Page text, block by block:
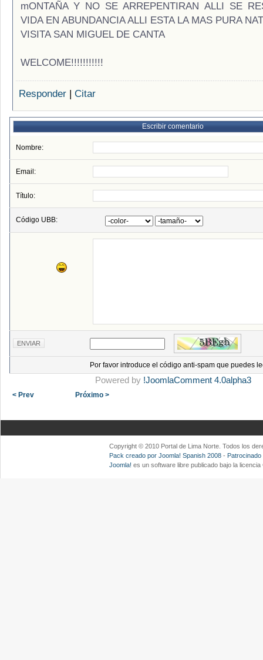
mONTAÑA Y NO SE ARREPENTIRAN ALLI SE
VIDA EN ABUNDANCIA ALLI ESTA LA MAS PURA
VISITA SAN MIGUEL DE CANTA
WELCOME!!!!!!!!!!!
Responder | Citar
Escribir comentario
Nombre:
Email:
Título:
Código UBB:
Por favor introduce el código anti-spam que puedes
Powered by !JoomlaComment 4.0alpha3
< Prev Próximo >
Copyright © 2010 Portal de Lima Norte. Todos los
Pack creado por Joomla! Spanish 2008 -
Joomla! es un software libre publicado bajo la licencia